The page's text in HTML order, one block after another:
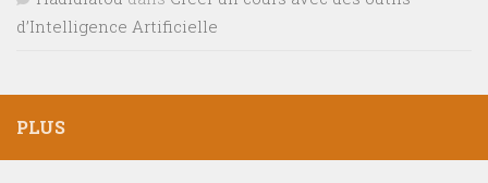
d’Intelligence Artificielle
PLUS